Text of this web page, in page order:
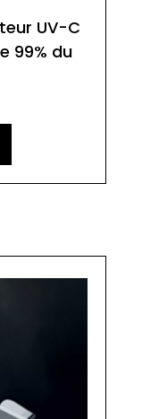
UV-C
99% du